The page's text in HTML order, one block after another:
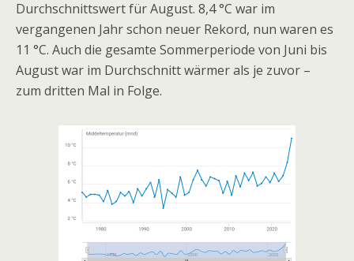
Durchschnittswert für August. 8,4 °C war im
vergangenen Jahr schon neuer Rekord, nun waren es
11 °C. Auch die gesamte Sommerperiode von Juni bis
August war im Durchschnitt wärmer als je zuvor –
zum dritten Mal in Folge.